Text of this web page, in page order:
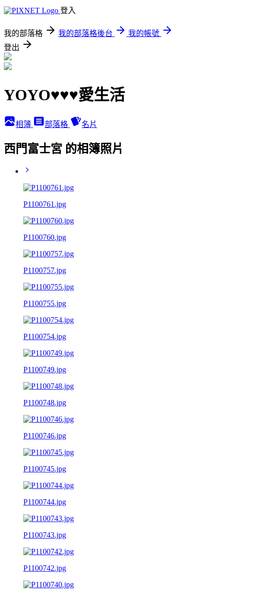
登入
我的部落格 我的部落格後台
我的帳號
登出
YOYO♥♥♥愛生活
相簿 部落格 名片
西門富士宮 的相簿照片
P1100761.jpg
P1100760.jpg
P1100757.jpg
P1100755.jpg
P1100754.jpg
P1100749.jpg
P1100748.jpg
P1100746.jpg
P1100745.jpg
P1100744.jpg
P1100743.jpg
P1100742.jpg